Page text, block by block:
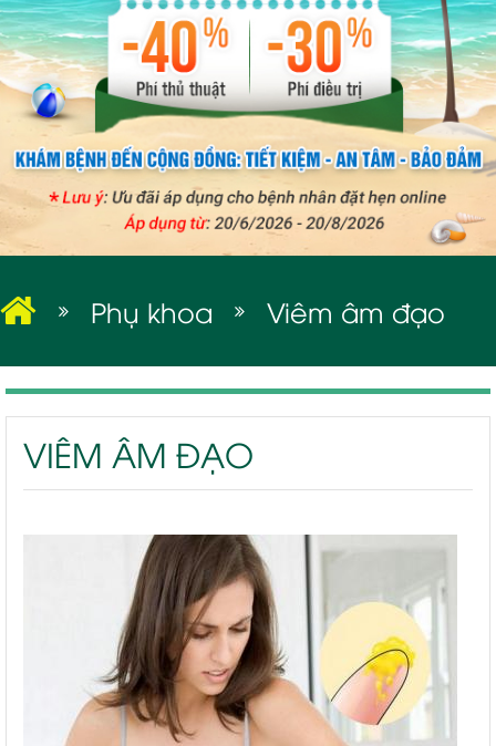
Phụ khoa Viêm âm đạo
VIÊM ÂM ĐẠO